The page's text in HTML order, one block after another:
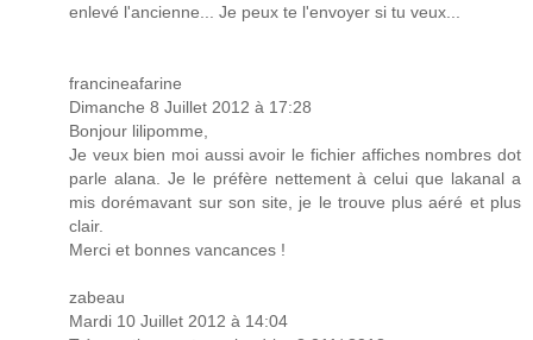
enlevé l'ancienne... Je peux te l'envoyer si tu veux...
francineafarine
Dimanche 8 Juillet 2012 à 17:28
Bonjour lilipomme,
Je veux bien moi aussi avoir le fichier affiches nombres dot
parle alana. Je le préfère nettement à celui que lakanal a
mis dorémavant sur son site, je le trouve plus aéré et plus
clair.
Merci et bonnes vancances !
zabeau
Mardi 10 Juillet 2012 à 14:04